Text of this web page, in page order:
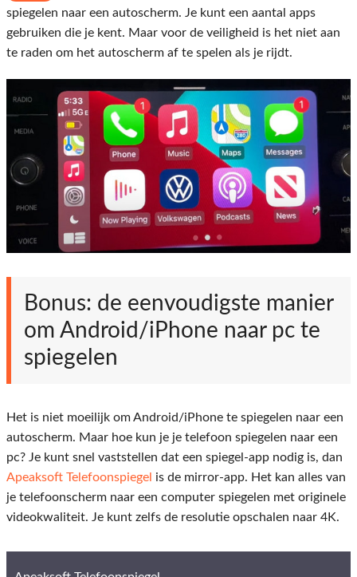
spiegelen naar een autoscherm. Je kunt een aantal apps
gebruiken die je kent. Maar voor de veiligheid is het niet aan
te raden om het autoscherm af te spelen als je rijdt.
Bonus: de eenvoudigste manier
om Android/iPhone naar pc te
spiegelen
Het is niet moeilijk om Android/iPhone te spiegelen naar een
autoscherm. Maar hoe kun je je telefoon spiegelen naar een
pc? Je kunt snel vaststellen dat een spiegel-app nodig is, dan
Apeaksoft Telefoonspiegel is de mirror-app. Het kan alles van
je telefoonscherm naar een computer spiegelen met originele
videokwaliteit. Je kunt zelfs de resolutie opschalen naar 4K.